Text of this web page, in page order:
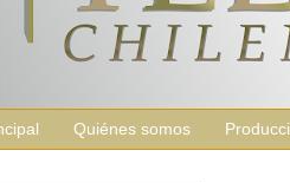
Quiénes somos